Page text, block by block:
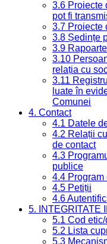
3.6 Proiecte
pot fi
3.7 Proiecte
3.8 Ședințe
3.9
3.10
relația cu
3.11
luate în
Comunei
4. Contact
4.1 Datele
4.2 Relații
de contact
4.3
publice
4.4
4.5 Petiții
4.6
5. INTEGRITATE
5.1 Cod
5.2 Lista
5.3